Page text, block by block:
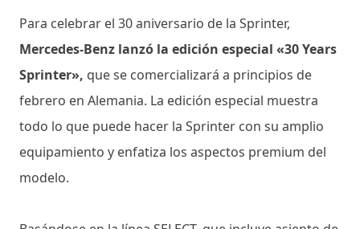
Para celebrar el 30 aniversario de la Sprinter,
Mercedes-Benz lanzó la edición especial «30 Years
Sprinter», que se comercializará a principios de
febrero en Alemania. La edición especial muestra
todo lo que puede hacer la Sprinter con su amplio
equipamiento y enfatiza los aspectos premium del
modelo.